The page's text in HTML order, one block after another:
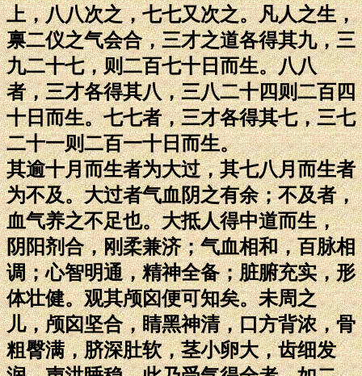
上，八八次之，七七又次之。凡人之生，
禀二仪之气会合，三才之道各得其九，三
九二十七，则二百七十日而生。八八
者，三才各得其八，三八二十四则二百四
十日而生。七七者，三才各得其七，三七
二十一则二百一十日而生。
其逾十月而生者为大过，其七八月而生者
为不及。大过者气血阴之有余；不及者，
血气养之不足也。大抵人得中道而生，
阴阳剂合，刚柔兼济；气血相和，百脉相
调；心智明通，精神全备；脏腑充实，形
体壮健。观其颅囟便可知矣。未周之
儿，颅囟坚合，睛黑神清，口方背浓，骨
粗臀满，脐深肚软，茎小卵大，齿细发